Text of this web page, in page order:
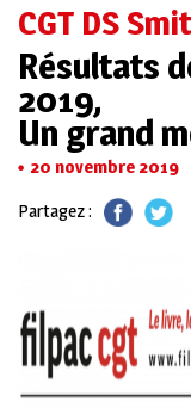
CGT DS
Résultats
2019,
Un grand
20 novembre 2019
Partagez :